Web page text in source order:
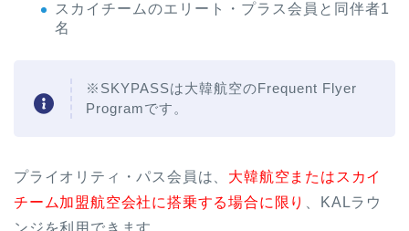
スカイチームのエリート・プラス会員と同伴者1
名
※SKYPASSは大韓航空のFrequent Flyer
Programです。
プライオリティ・パス会員は、 大韓航空またはスカイ
チーム加盟航空会社に搭乗する場合に限り
、KALラウ